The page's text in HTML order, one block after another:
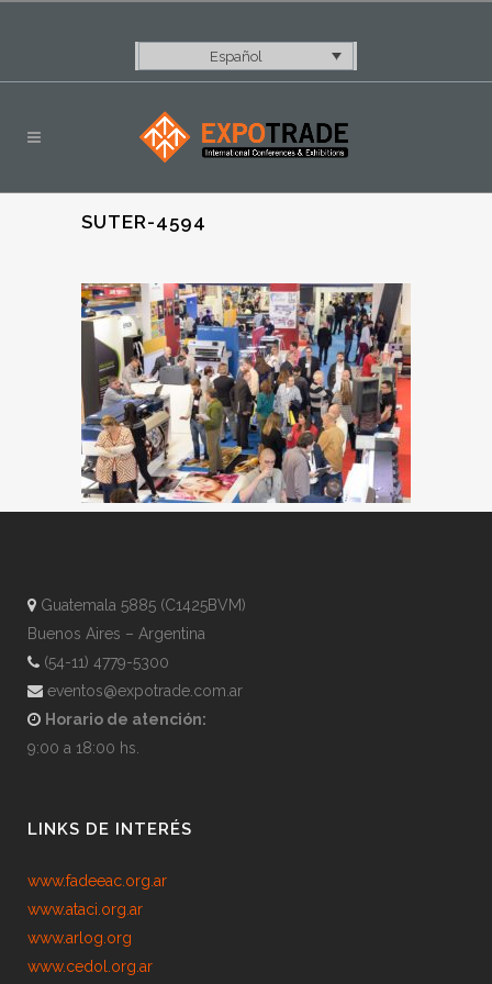
Español
SUTER-4594
Guatemala 5885 (C1425BVM)
Buenos Aires – Argentina
(54-11) 4779-5300
eventos@expotrade.com.ar
Horario de atención:
9:00 a 18:00 hs.
LINKS DE INTERÉS
www.fadeeac.org.ar
www.ataci.org.ar
www.arlog.org
www.cedol.org.ar